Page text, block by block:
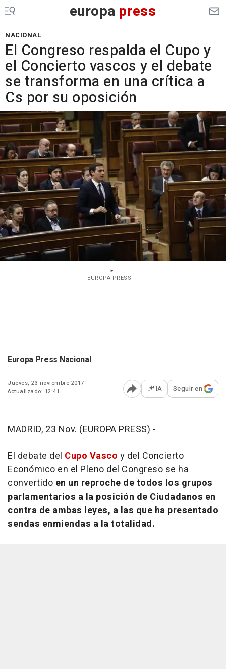
europa press
NACIONAL
El Congreso respalda el Cupo y
el Concierto vascos y el debate
se transforma en una crítica a
Cs por su oposición
EUROPA PRESS
Europa Press Nacional
Jueves, 23 noviembre 2017
Actualizado: 12:41
Abrir opciones para
IA Seguir en
MADRID, 23 Nov. (EUROPA PRESS) -
El debate del Cupo Vasco y del Concierto
Económico en el Pleno del Congreso se ha
convertido en un reproche de todos los grupos
parlamentarios a la posición de Ciudadanos en
contra de ambas leyes, a las que ha presentado
sendas enmiendas a la totalidad.